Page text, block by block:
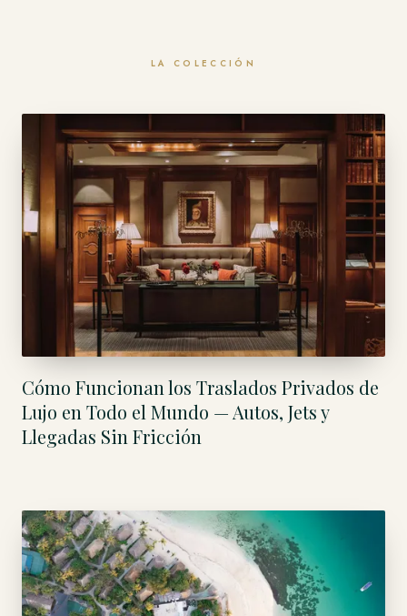
LA COLECCIÓN
Cómo Funcionan los Traslados Privados de
Lujo en Todo el Mundo — Autos, Jets y
Llegadas Sin Fricción